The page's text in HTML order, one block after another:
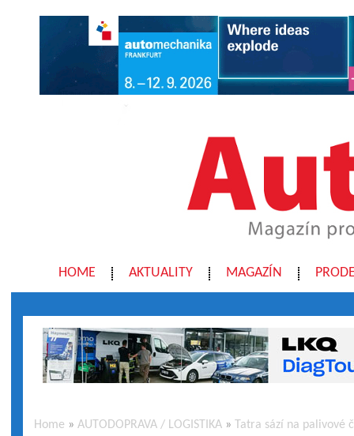
HOME AKTUALITY MAGAZÍN
Home »AUTODOPRAVA / LOGISTIKA » Tatra sází na palivové